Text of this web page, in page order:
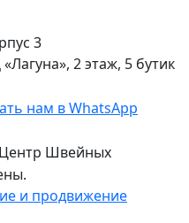
3
2 этаж, 5 бутик
Швейных